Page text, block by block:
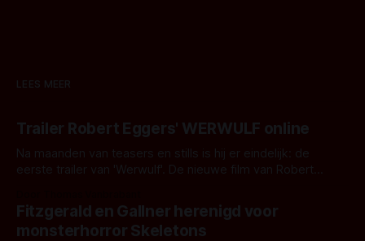
LEES MEER
Trailer Robert Eggers' WERWULF online
Na maanden van teasers en stills is hij er eindelijk: de
eerste trailer van 'Werwulf'. De nieuwe film van Robert
kille stijl vol folklore en mythe. Het topic deze keer is (kon
het het al raden?)... de weerwolf. Kijk je mee?
Fitzgerald en Gallner herenigd voor
monsterhorror Skeletons